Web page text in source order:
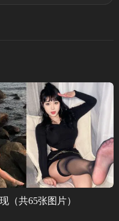
（共65张图片）